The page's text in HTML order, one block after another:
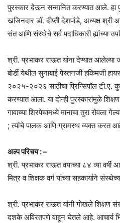
पुरस्कार देऊन सन्मानित करण्यात आले. हा
खजिनदार डॉ. दीप्ती देशपांडे, अध्यक्ष
संत आणि संस्थेचे सर्व पदाधिकारी ह्यांच्या
श्री. प्रभाकर राऊत यांना देण्यात आलेल्या
बोर्डी येथील सुनाबाई पेस्तनजी हकिमजी
२०२५-२०२६ साठीचा प्रिन्सिपॉल टी.ए.
करण्यात आला. या दोन्ही पुरस्कारांमुळे
गावाच्या शिरपेचामध्ये मानाचा तुरा रोवला
; त्यांचे पालक आणि ग्रामस्थ व्यक्त करत
अल्प परिचय : –
श्री. प्रभाकर राऊत वयाच्या ८४ व्या
मित्र व शिक्षक वर्ग यांच्या सहकार्याने
श्री. प्रभाकर राऊत यांनी गोखले शिक्षण
दशके अविरतपणे वाहून घेतले आहे. आचार्य